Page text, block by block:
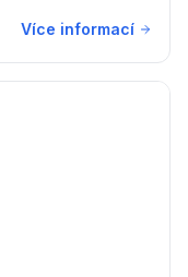
Více informací